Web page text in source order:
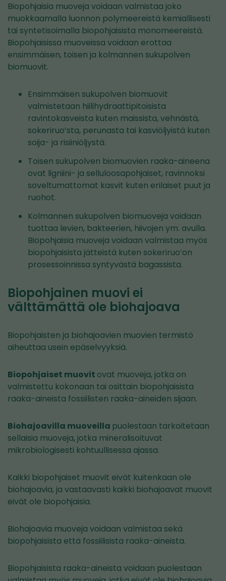
Biopohjaisia muoveja voidaan valmistaa joko
muokkaamalla luonnon polymeereistä kemiallisesti
tai syntetisoimalla biopohjaisista monomeereistä.
Biopohjaisissa muoveissa voidaan erottaa
ensimmäisen, toisen ja kolmannen sukupolven
biomuovit.
Ensimmäisen sukupolven biomuovit
valmistetaan hiilihydraattipitoisista
ravintokasveista kuten maissista, vehnästä,
sokeriruo’sta, perunasta tai kasviöljyistä kuten
soija- ja risiiniöljystä.
Toisen sukupolven biomuovien raaka-aineena
ovat ligniini- ja selluloosapohjaiset, ravinnoksi
soveltumattomat kasvit kuten erilaiset puut ja
ruohot.
Kolmannen sukupolven biomuoveja voidaan
tuottaa levien, bakteerien, hiivojen ym. avulla.
Biopohjaisia muoveja voidaan valmistaa myös
biopohjaisista jätteistä kuten sokeriruo’on
prosessoinnissa syntyvästä bagassista.
Biopohjainen muovi ei
välttämättä ole biohajoava
Biopohjaisten ja biohajoavien muovien termistö
aiheuttaa usein epäselvyyksiä.
Biopohjaiset muovit ovat muoveja, jotka on
valmistettu kokonaan tai osittain biopohjaisista
raaka-aineista fossiilisten raaka-aineiden sijaan.
Biohajoavilla muoveilla puolestaan tarkoitetaan
sellaisia muoveja, jotka mineralisoituvat
mikrobiologisesti kohtuullisessa ajassa.
Kaikki biopohjaiset muovit eivät kuitenkaan ole
biohajoavia, ja vastaavasti kaikki biohajoavat muovit
eivät ole biopohjaisia.
Biohajoavia muoveja voidaan valmistaa sekä
biopohjaisista että fossiilisista raaka-aineista.
Biopohjaisista raaka-aineista voidaan puolestaan